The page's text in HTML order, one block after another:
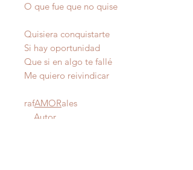
O que fue que no quise
Quisiera conquistarte
Si hay oportunidad
Que si en algo te fallé
Me quiero reivindicar
rafAMORales
Autor